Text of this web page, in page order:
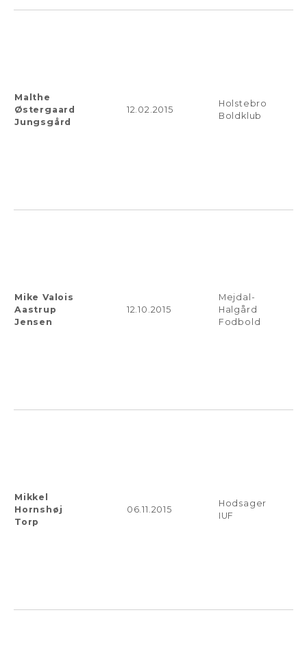
Malthe
Østergaard
Jungsgård
12.02.2015
Holstebro
Boldklub
Mike Valois
Aastrup
Jensen
12.10.2015
Mejdal-
Halgård
Fodbold
Mikkel
Hornshøj
Torp
06.11.2015
Hodsager
IUF